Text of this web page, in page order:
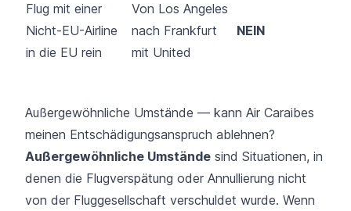
Flug mit einer
Nicht-EU-Airline
in die EU rein
Von Los Angeles
nach Frankfurt
mit United
NEIN
Außergewöhnliche Umstände — kann Air Caraibes
meinen Entschädigungsanspruch ablehnen?
Außergewöhnliche Umstände sind Situationen, in
denen die Flugverspätung oder Annullierung nicht
von der Fluggesellschaft verschuldet wurde. Wenn